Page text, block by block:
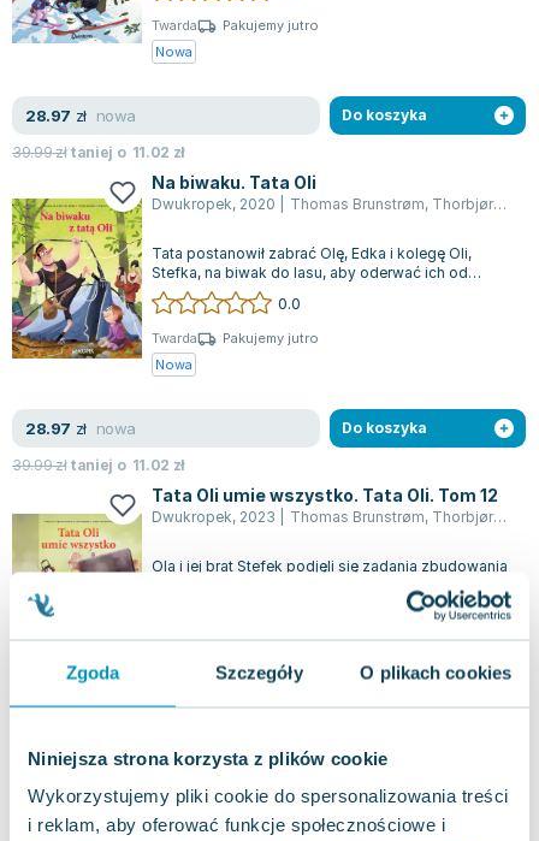
Zgoda Szczegóły O plikach cookies
Niniejsza strona korzysta z plików cookie
Wykorzystujemy pliki cookie do spersonalizowania treści
i reklam, aby oferować funkcje społecznościowe i
Twarda
Pakujemy jutro
Nowa
28.97 zł nowa
39.99złtaniej o 11.02 zł
Do koszyka
Na biwaku. Tata Oli
Dwukropek, 2020 Thomas Brunstrøm, Thorbjørn Christoffersen
Tata postanowił zabrać Olę, Edka i kolegę Oli,
Stefka, na biwak do lasu, aby oderwać ich od
komputerów i technologii. Podczas tej...
0.0
Twarda
Pakujemy jutro
Nowa
28.97 zł nowa
39.99złtaniej o 11.02 zł
Do koszyka
Tata Oli umie wszystko. Tata Oli. Tom 12
Dwukropek, 2023 Thomas Brunstrøm, Thorbjørn Christoffersen
Ola i jej brat Stefek podjęli się zadania zbudowania
domku na drzewie, jednak ich tata nie może oprzeć
Edek wraca z przedszkola. Edek. Tom 4
Dwukropek,2025| Thomas Brunstrøm,Thorbjørn Christoffersen